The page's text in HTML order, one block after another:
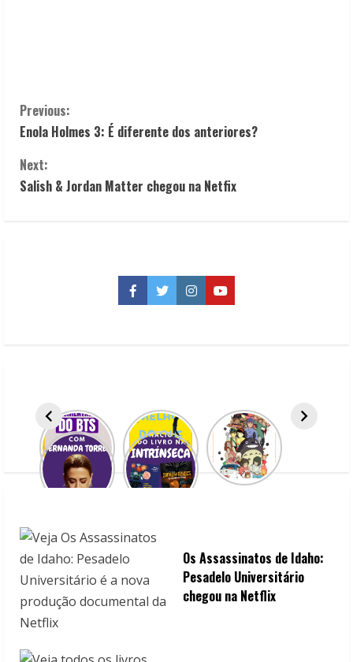
C
o
n
n
g
Previous:
Enola Holmes 3: É diferente dos anteriores?
Next:
Salish & Jordan Matter chegou na Netfix
Facebook
TwitterInstagramYouTube
Os Assassinatos de Idaho:
Pesadelo Universitário
chegou na Netflix